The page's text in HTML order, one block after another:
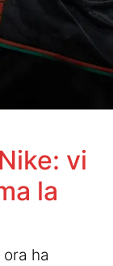
vi
la
ha